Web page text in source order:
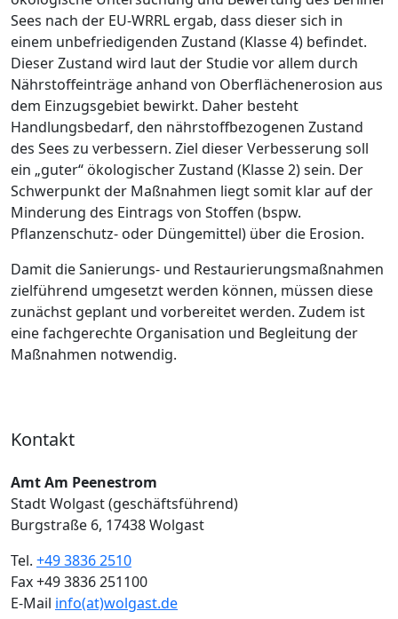
Sees nach der EU-WRRL ergab, dass dieser sich in
einem unbefriedigenden Zustand (Klasse 4) befindet.
Dieser Zustand wird laut der Studie vor allem durch
Nährstoffeinträge anhand von Oberflächenerosion aus
dem Einzugsgebiet bewirkt. Daher besteht
Handlungsbedarf, den nährstoffbezogenen Zustand
des Sees zu verbessern. Ziel dieser Verbesserung soll
ein „guter“ ökologischer Zustand (Klasse 2) sein. Der
Schwerpunkt der Maßnahmen liegt somit klar auf der
Minderung des Eintrags von Stoffen (bspw.
Pflanzenschutz- oder Düngemittel) über die Erosion.
Damit die Sanierungs- und Restaurierungsmaßnahmen
zielführend umgesetzt werden können, müssen diese
zunächst geplant und vorbereitet werden. Zudem ist
eine fachgerechte Organisation und Begleitung der
Maßnahmen notwendig.
Kontakt
Amt Am Peenestrom
Stadt Wolgast (geschäftsführend)
Burgstraße 6, 17438 Wolgast
Tel. +49 3836 2510
Fax +49 3836 251100
E-Mail info(at)wolgast.de